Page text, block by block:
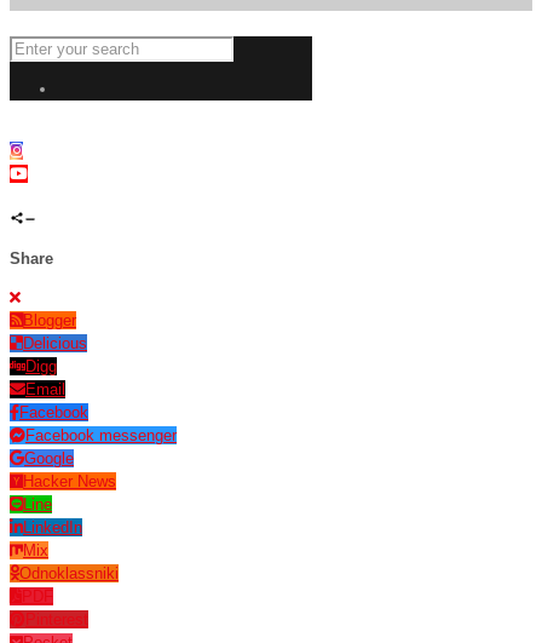
Share
Blogger
Delicious
Digg
Email
Facebook
Facebook messenger
Google
Hacker News
Line
LinkedIn
Mix
Odnoklassniki
PDF
Pinterest